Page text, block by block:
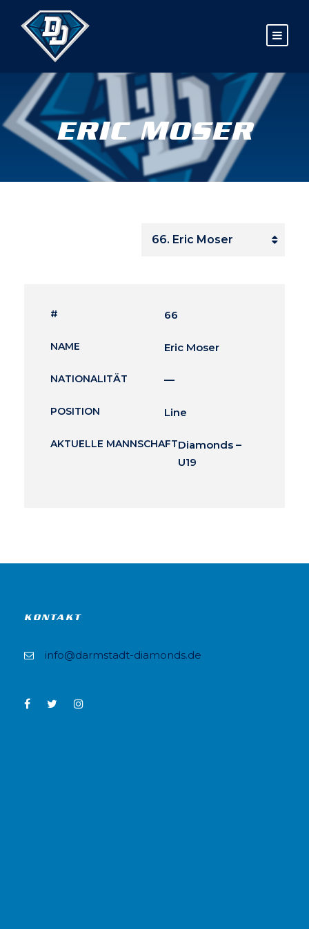
ERIC MOSER
# 66
NAME Eric Moser
NATIONALITÄT —
POSITION Line
AKTUELLE MANNSCHAFTDiamonds –
U19
KONTAKT
info@darmstadt-diamonds.de